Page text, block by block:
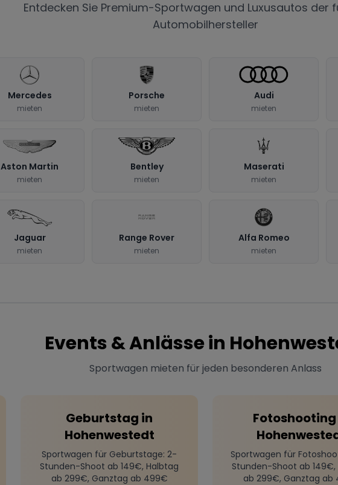
Entdecken Sie Premium-Sportwagen und Luxusautos der
Automobilhersteller
Mercedes
mieten
Porsche
mieten
Audi
mieten
Aston Martin
mieten
Bentley
mieten
Maserati
mieten
Jaguar
mieten
Range Rover
mieten
Alfa Romeo
mieten
Events & Anlässe in
Sportwagen mieten für jeden besonderen Anlass
Geburtstag in
Hohenwestedt
Sportwagen für Geburtstage: 2-
Stunden-Shoot ab 149€, Halbtag
ab 299€, Ganztag ab 499€
Fotoshooting
Sportwagen für
Stunden-Shoot ab 149€,
ab 299€, Ganztag ab